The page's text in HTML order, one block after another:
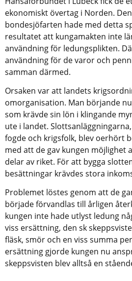
ekonomiskt övertag i Norden.
bondesjöfarten hade med detta
resultatet att kungamakten inte
användning för ledungsplikten.
användning för de varor och
samman därmed.
Orsaken var att landets
omorganisation. Man börjande
som krävde sin lön i klingande
ute i landet.
fogde och krigsfolk, blev oerhört
med att de gav kungen
delar av riket. För att bygga
besättningar krävdes stora
Problemet löstes genom att de
började förvandlas till årligen
kungen inte hade utlyst ledung
viss ersättning, den sk
fläsk, smör och en viss summa
ersättning gjorde kungen nu
skeppsvisten blev alltså en